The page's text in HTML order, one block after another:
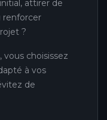
attirer de
renforcer
?
vous choisissez
à vos
de